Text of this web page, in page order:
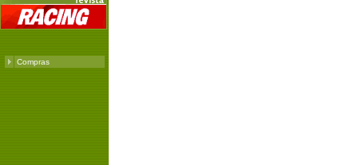
Compras